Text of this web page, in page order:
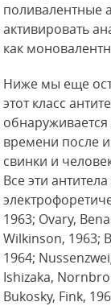
поливалентные
активировать
как
Ниже мы еще
этот класс
времени после
свинки и
Все эти
1963; Ovary,
Wilkinson, 1963;
1964;
Ishizaka,
Bukosky, Fink,